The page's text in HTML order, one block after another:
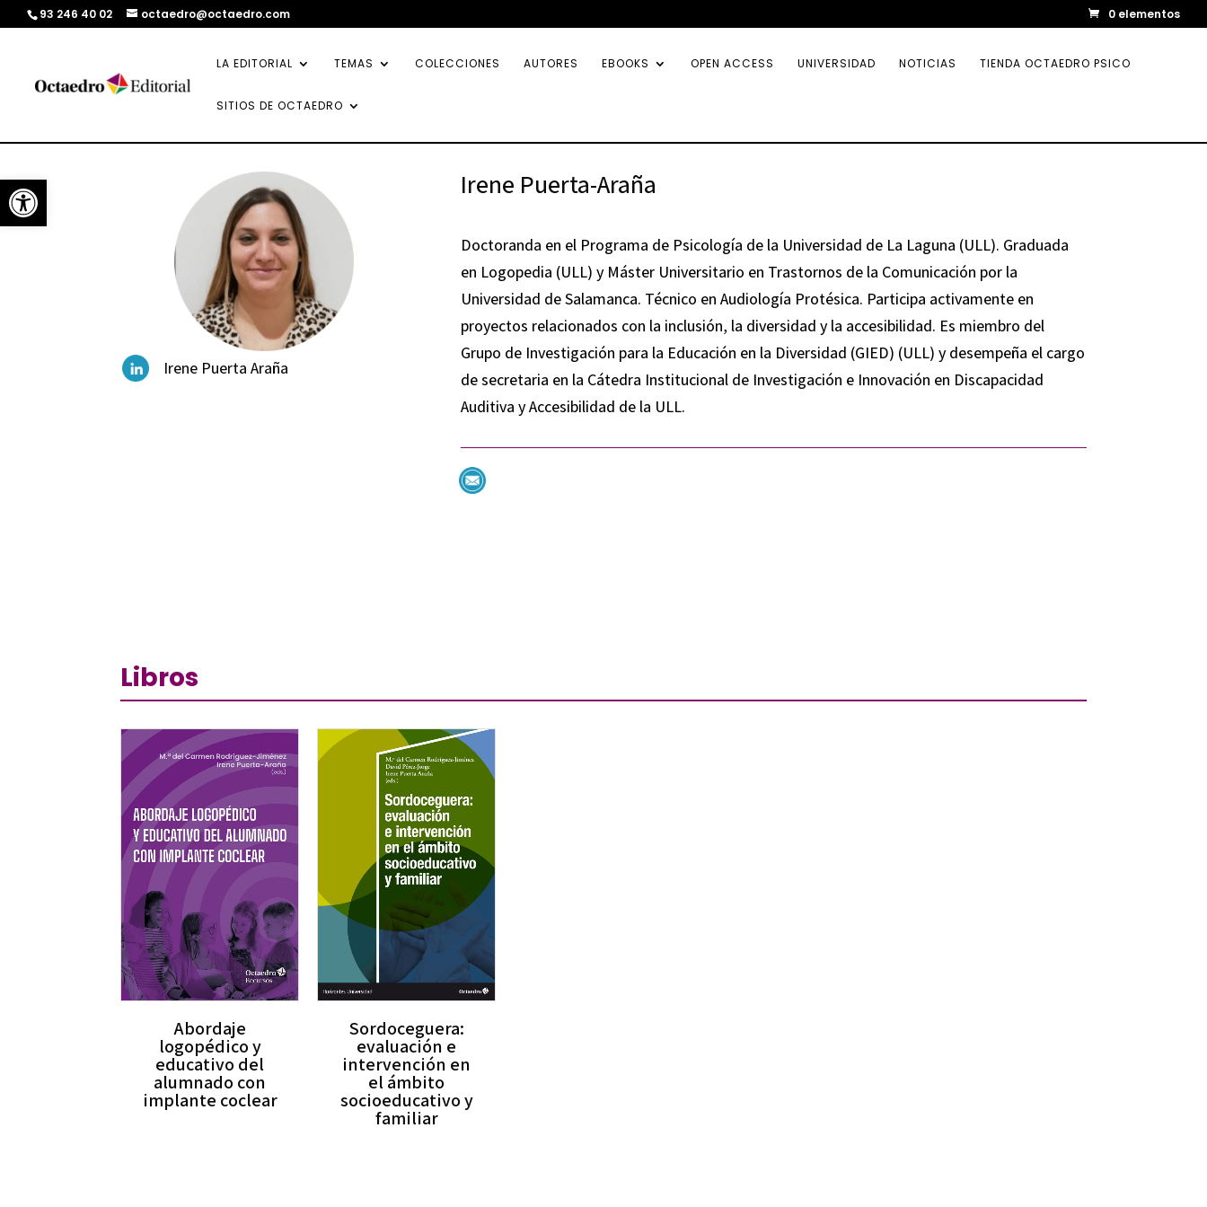
Abrir barra de herramientas
93 246 40 02 octaedro@octaedro.com 0 elementos
LA EDITORIAL TEMAS COLECCIONES AUTORES EBOOKS OPEN ACCESS UNIVERSIDAD NOTICIAS TIENDA OCTAEDRO PSICO
SITIOS DE OCTAEDRO
Irene Puerta Araña
Irene Puerta-Araña
Doctoranda en el Programa de Psicología de la Universidad de La Laguna (ULL). Graduada
en Logopedia (ULL) y Máster Universitario en Trastornos de la Comunicación por la
Universidad de Salamanca. Técnico en Audiología Protésica. Participa activamente en
proyectos relacionados con la inclusión, la diversidad y la accesibilidad. Es miembro del
Grupo de Investigación para la Educación en la Diversidad (GIED) (ULL) y desempeña el cargo
de secretaria en la Cátedra Institucional de Investigación e Innovación en Discapacidad
Auditiva y Accesibilidad de la ULL.
Libros
Abordaje
logopédico y
educativo del
alumnado con
implante coclear
Sordoceguera:
evaluación e
intervención en
el ámbito
socioeducativo y
familiar